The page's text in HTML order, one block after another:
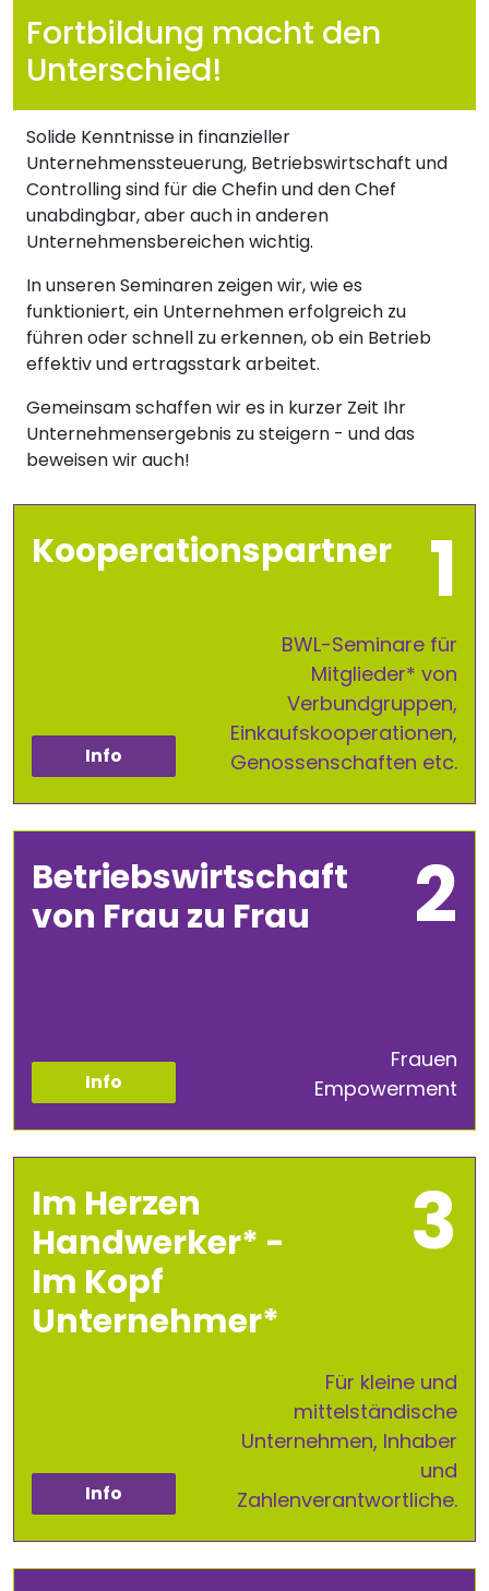
Fortbildung macht den
Unterschied!
Solide Kenntnisse in finanzieller
Unternehmenssteuerung, Betriebswirtschaft und
Controlling sind für die Chefin und den Chef
unabdingbar, aber auch in anderen
Unternehmensbereichen wichtig.
In unseren Seminaren zeigen wir, wie es
funktioniert, ein Unternehmen erfolgreich zu
führen oder schnell zu erkennen, ob ein Betrieb
effektiv und ertragsstark arbeitet.
Gemeinsam schaffen wir es in kurzer Zeit Ihr
Unternehmensergebnis zu steigern - und das
beweisen wir auch!
Kooperationspartner
Info
BWL-Seminare für
Mitglieder* von
Verbundgruppen,
Einkaufskooperationen,
Genossenschaften etc.
Betriebswirtschaft
von Frau zu Frau
Info
Frauen
Empowerment
Im Herzen
Handwerker* -
Im Kopf
Unternehmer*
Info
Für kleine und
mittelständische
Unternehmen, Inhaber
und
Zahlenverantwortliche.